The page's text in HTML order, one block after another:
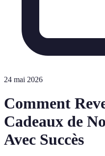
24 mai 2026
Comment
Cadeaux de
Avec Succès